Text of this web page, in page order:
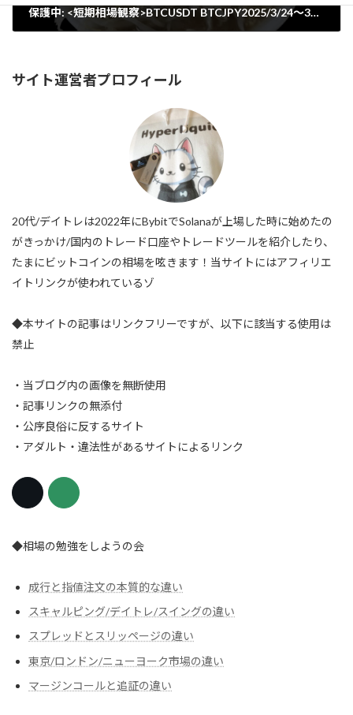
保護中: <短期相場観察>BTCUSDT BTCJPY2025/3/24〜31 パスワードはInstagramからお願いします
サイト運営者プロフィール
20代/デイトレは2022年にBybitでSolanaが上場した時に始めたの
がきっかけ/国内のトレード口座やトレードツールを紹介したり、
たまにビットコインの相場を呟きます！当サイトにはアフィリエ
イトリンクが使われているゾ
◆本サイトの記事はリンクフリーですが、以下に該当する使用は
禁止
・当ブログ内の画像を無断使用
・記事リンクの無添付
・公序良俗に反するサイト
・アダルト・違法性があるサイトによるリンク
◆相場の勉強をしようの会
成行と指値注文の本質的な違い
スキャルピング/デイトレ/スイングの違い
スプレッドとスリッページの違い
東京/ロンドン/ニューヨーク市場の違い
マージンコールと追証の違い